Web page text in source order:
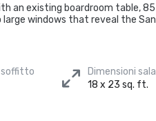
an existing boardroom table,
windows that reveal the
Dimensioni sala
18 x 23 sq. ft.